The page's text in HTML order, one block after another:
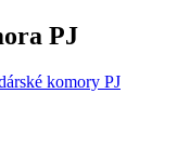
PJ
komory PJ